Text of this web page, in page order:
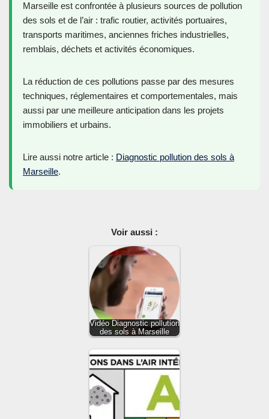
Marseille est confrontée à plusieurs sources de pollution
des sols et de l’air : trafic routier, activités portuaires,
transports maritimes, anciennes friches industrielles,
remblais, déchets et activités économiques.
La réduction de ces pollutions passe par des mesures
techniques, réglementaires et comportementales, mais
aussi par une meilleure anticipation dans les projets
immobiliers et urbains.
Lire aussi notre article : Diagnostic pollution des sols à
Marseille.
Voir aussi :
Vidéo Diagnostic pollution
des sols à Marseille